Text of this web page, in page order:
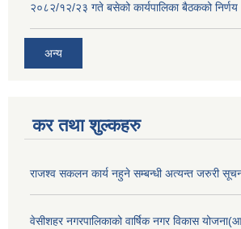
२०८२/१२/२३ गते बसेको कार्यपालिका बैठकको निर्णय
अन्य
कर तथा शुल्कहरु
राजश्व सकलन कार्य नहुने सम्बन्धी अत्यन्त जरुरी
वेसीशहर नगरपालिकाको वार्षिक नगर विकास